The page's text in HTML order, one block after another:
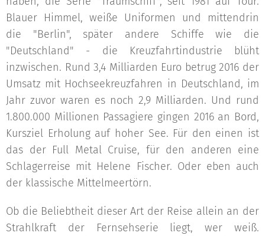
Blauer Himmel, weiße Uniformen und mittendrin
die "Berlin", später andere Schiffe wie die
"Deutschland" - die Kreuzfahrtindustrie blüht
inzwischen. Rund 3,4 Milliarden Euro betrug 2016 der
Umsatz mit Hochseekreuzfahren in Deutschland, im
Jahr zuvor waren es noch 2,9 Milliarden. Und rund
1.800.000 Millionen Passagiere gingen 2016 an Bord,
Kursziel Erholung auf hoher See. Für den einen ist
das der Full Metal Cruise, für den anderen eine
Schlagerreise mit Helene Fischer. Oder eben auch
der klassische Mittelmeertörn.
Ob die Beliebtheit dieser Art der Reise allein an der
Strahlkraft der Fernsehserie liegt, wer weiß.